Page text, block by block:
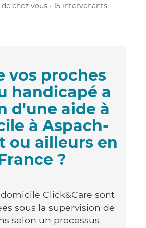
de chez vous • 15 intervenants
vos proches
handicapé a
d'une aide à
à Aspach-
ou ailleurs en
?
domicile Click&Care sont
sous la supervision de
selon un processus